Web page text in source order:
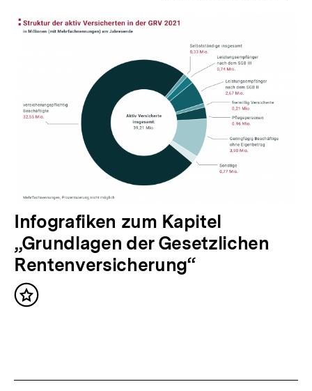
g
n
:N
ä
c
h
s
Infografiken zum Kapitel
„Grundlagen der Gesetzlichen
Rentenversicherung“
Inhalt